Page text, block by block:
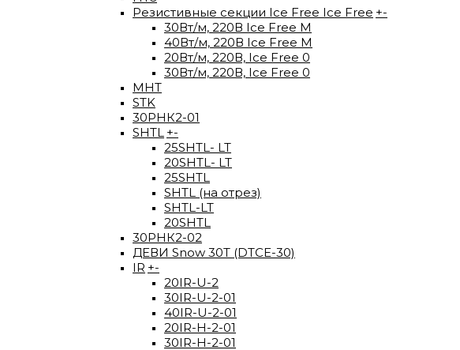
Резистивные секции Ice Free Ice Free +-
30Вт/м, 220В Ice Free М
40Вт/м, 220В Ice Free M
20Вт/м, 220В, Ice Free 0
30Вт/м, 220В, Ice Free 0
МНТ
STK
30РНК2-01
SHTL +-
25SHTL- LT
20SHTL- LT
25SHTL
SHTL (на отрез)
SHTL-LT
20SHTL
30РНК2-02
ДЕВИ Snow 30T (DTCE-30)
IR +-
20IR-U-2
30IR-U-2-01
40IR-U-2-01
20IR-H-2-01
30IR-H-2-01